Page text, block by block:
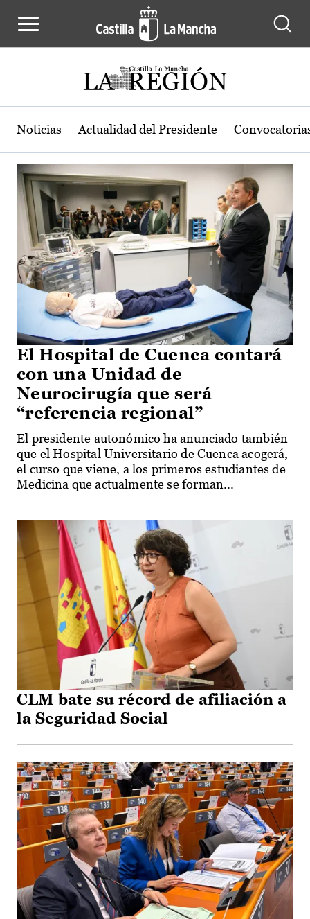
Actualidad de la región de Castilla-
Noticias Actualidad del Presidente
El Hospital de Cuenca contará
con una Unidad de
Neurocirugía que será
“referencia regional”
El presidente autonómico ha anunciado también
que el Hospital Universitario de Cuenca acogerá,
el curso que viene, a los primeros estudiantes de
Medicina que actualmente se forman...
CLM bate su récord de afiliación a
la Seguridad Social